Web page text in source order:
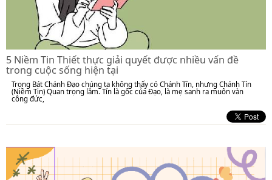
5 Niềm Tin Thiết thực giải quyết được nhiều vấn đề
trong cuộc sống hiện tại
Trong Bát Chánh Đạo chúng ta không thấy có Chánh Tín, nhưng Chánh Tín
(Niềm Tin) Quan trọng lắm. Tín là gốc của Đạo, là mẹ sanh ra muôn vàn
công đức,